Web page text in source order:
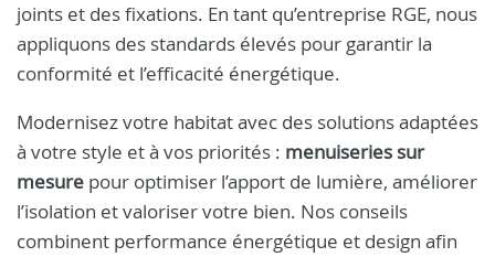
joints et des fixations. En tant qu’entreprise RGE, nous
appliquons des standards élevés pour garantir la
conformité et l’efficacité énergétique.
Modernisez votre habitat avec des solutions adaptées
à votre style et à vos priorités : menuiseries sur
mesure pour optimiser l’apport de lumière, améliorer
l’isolation et valoriser votre bien. Nos conseils
combinent performance énergétique et design afin